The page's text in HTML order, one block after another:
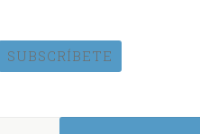
SUBSCRÍBETE